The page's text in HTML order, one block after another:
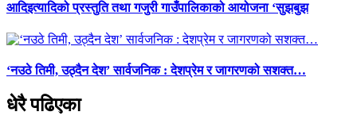
आदिइत्यादिको प्रस्तुति तथा गजुरी गाउँपालिकाको आयोजना ‘सुझबुझ
‘नउठे तिमी, उठ्दैन देश’ सार्वजनिक : देशप्रेम र जागरणको सशक्त…
धेरै पढिएका